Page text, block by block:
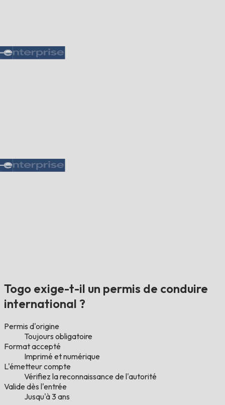
Togo exige-t-il un permis de conduire
international ?
Permis d'origine
Toujours obligatoire
Format accepté
Imprimé et numérique
L'émetteur compte
Vérifiez la reconnaissance de l'autorité
Valide dès l'entrée
Jusqu'à 3 ans